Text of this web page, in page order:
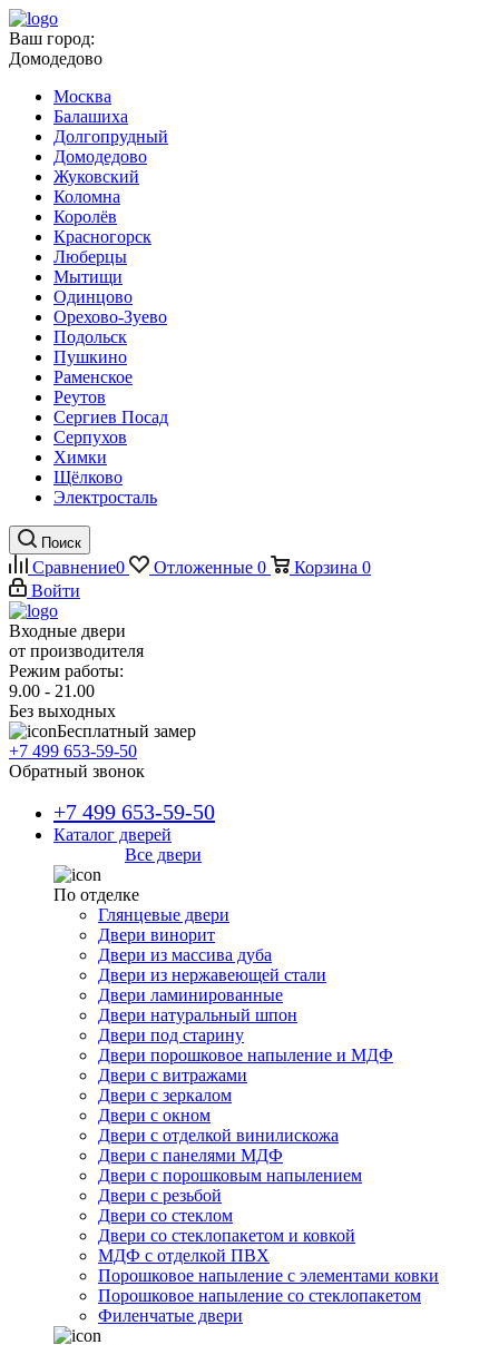
Ваш город:
Домодедово
Москва
Балашиха
Долгопрудный
Домодедово
Жуковский
Коломна
Королёв
Красногорск
Люберцы
Мытищи
Одинцово
Орехово-Зуево
Подольск
Пушкино
Раменское
Реутов
Сергиев Посад
Серпухов
Химки
Щёлково
Электросталь
Поиск
Сравнение0 Отложенные 0 Корзина 0
Войти
Входные двери
от производителя
Режим работы:
9.00 - 21.00
Без выходных
Бесплатный замер
+7 499 653-59-50
Обратный звонок
+7 499 653-59-50
Каталог дверей
Все двери
По отделке
Глянцевые двери
Двери винорит
Двери из массива дуба
Двери из нержавеющей стали
Двери ламинированные
Двери натуральный шпон
Двери под старину
Двери порошковое напыление и МДФ
Двери с витражами
Двери с зеркалом
Двери с окном
Двери с отделкой винилискожа
Двери с панелями МДФ
Двери с порошковым напылением
Двери с резьбой
Двери со стеклом
Двери со стеклопакетом и ковкой
МДФ с отделкой ПВХ
Порошковое напыление с элементами ковки
Порошковое напыление со стеклопакетом
Филенчатые двери